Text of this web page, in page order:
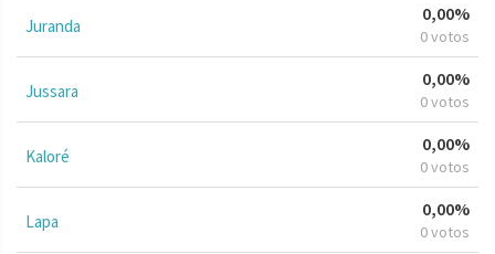
Juranda
0,00%
0 votos
Jussara
0,00%
0 votos
Kaloré
0,00%
0 votos
Lapa
0,00%
0 votos